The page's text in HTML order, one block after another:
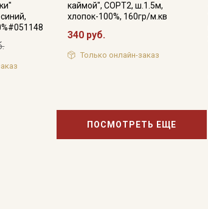
каймой", СОРТ2, ш.1.5м,
хлопок-100%, 160гр/м.кв
340 руб.
Только онлайн-заказ
ПОСМОТРЕТЬ ЕЩЕ